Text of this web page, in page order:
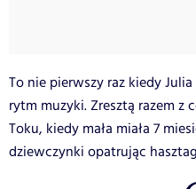
To nie pierwszy raz kiedy
rytm muzyki. Zresztą razem z
Toku, kiedy mała miała 7
dziewczynki opatrując